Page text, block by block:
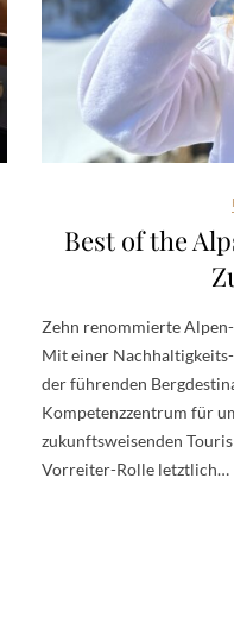
Best of the
Zehn renommierte
Mit einer
der führenden
Kompetenzzentrum für
zukunftsweisenden
Vorreiter-Rolle letztlich…